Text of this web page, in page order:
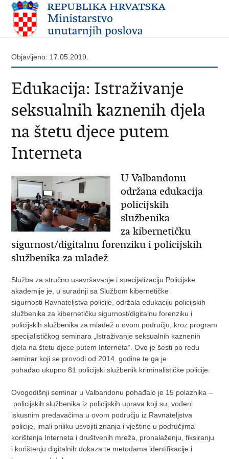
Objavljeno: 17.05.2019.
Edukacija: Istraživanje
seksualnih kaznenih djela
na štetu djece putem
Interneta
U Valbandonu
održana edukacija
policijskih
službenika
za kibernetičku
sigurnost/digitalnu forenziku i policijskih
službenika za mladež
Služba za stručno usavršavanje i specijalizaciju Policijske
akademije je, u suradnji sa Službom kibernetičke
sigurnosti Ravnateljstva policije, održala edukaciju policijskih
službenika za kibernetičku sigurnost/digitalnu forenziku i
policijskih službenika za mladež u ovom području, kroz program
specijalističkog seminara „Istraživanje seksualnih kaznenih
djela na štetu djece putem Interneta“. Ovo je šesti po redu
seminar koji se provodi od 2014. godine te ga je
pohađao ukupno 81 policijski službenik kriminalističke policije.
Ovogodišnji seminar u Valbandonu pohađalo je 15 polaznika –
policijskih službenika iz policijskih uprava koji su, vođeni
iskusnim predavačima u ovom području iz Ravnateljstva
policije, imali priliku usvojiti znanja i vještine u područjima
korištenja Interneta i društvenih mreža, pronalaženju, fiksiranju
i korištenju digitalnih dokaza te metodama identifikacije i